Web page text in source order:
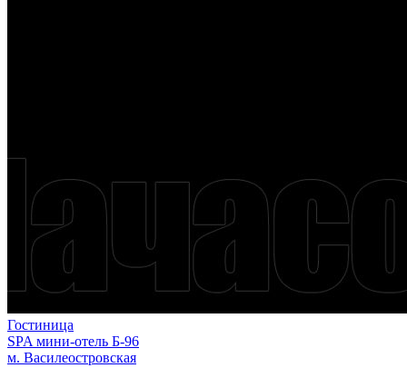
Гостиница
SPA мини-отель Б-96
м. Василеостровская